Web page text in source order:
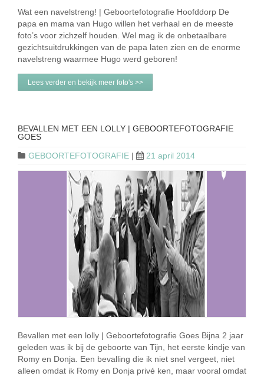
Wat een navelstreng! | Geboortefotografie Hoofddorp De
papa en mama van Hugo willen het verhaal en de meeste
foto’s voor zichzelf houden. Wel mag ik de onbetaalbare
gezichtsuitdrukkingen van de papa laten zien en de enorme
navelstreng waarmee Hugo werd geboren!
Lees verder en bekijk meer foto's >>
BEVALLEN MET EEN LOLLY | GEBOORTEFOTOGRAFIE
GOES
GEBOORTEFOTOGRAFIE | 21 april 2014
Bevallen met een lolly | Geboortefotografie Goes Bijna 2 jaar
geleden was ik bij de geboorte van Tijn, het eerste kindje van
Romy en Donja. Een bevalling die ik niet snel vergeet, niet
alleen omdat ik Romy en Donja privé ken, maar vooral omdat